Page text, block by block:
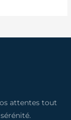
attentes tout